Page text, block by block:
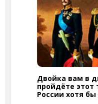
Двойка вам в
пройдёте этот
России хотя